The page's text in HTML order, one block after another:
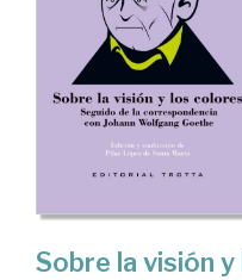
Sobre la visión